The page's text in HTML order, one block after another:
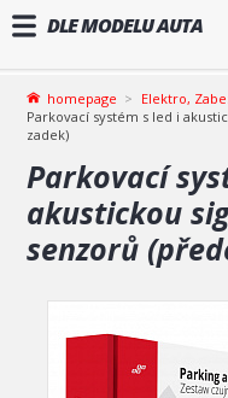
DLE MODELU AUTA
homepage Elektro,
Parkovací systém s led i
zadek)
Parkovací
akustickou
senzorů